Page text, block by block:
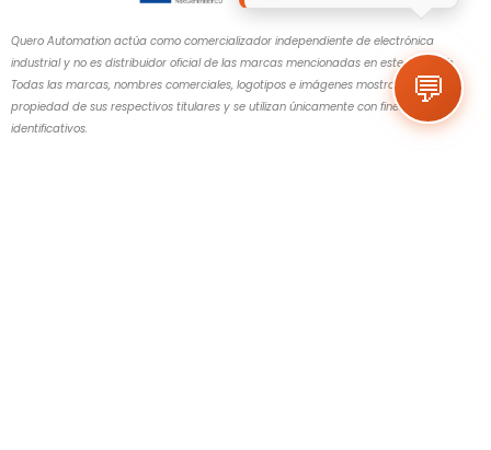
💬
Quero Automation actúa como comercializador independiente de electrónica
industrial y no es distribuidor oficial de las marcas mencionadas en este sitio web.
Todas las marcas, nombres comerciales, logotipos e imágenes mostrados son
propiedad de sus respectivos titulares y se utilizan únicamente con fines
identificativos.